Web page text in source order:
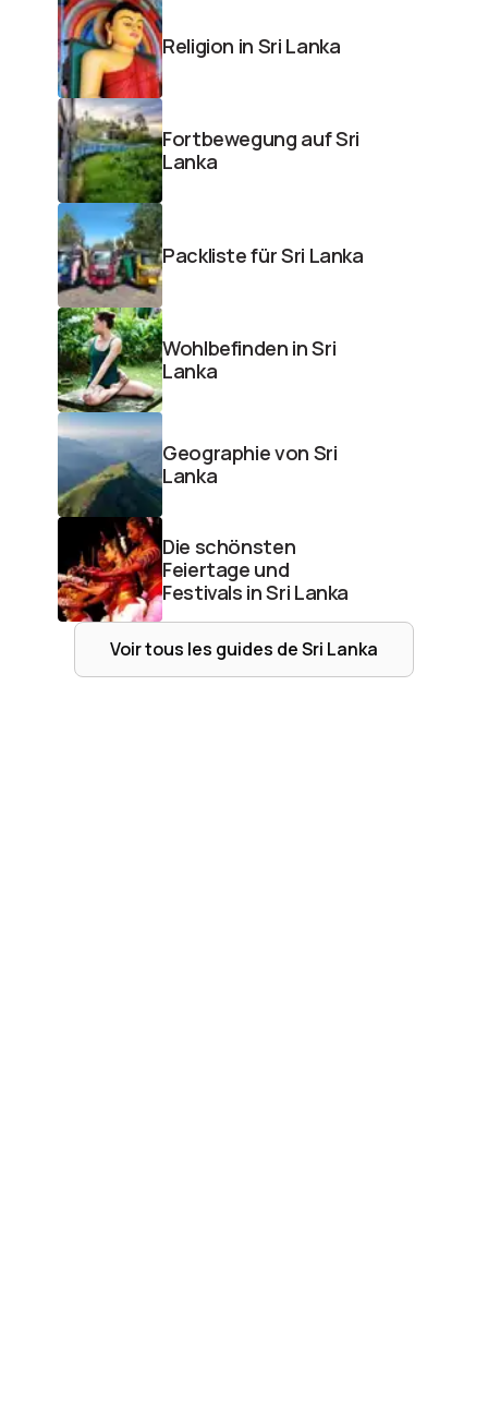
Religion in Sri Lanka
Fortbewegung auf Sri
Lanka
Packliste für Sri Lanka
Wohlbefinden in Sri
Lanka
Geographie von Sri
Lanka
Die schönsten
Feiertage und
Festivals in Sri Lanka
Voir tous les guides deSri Lanka